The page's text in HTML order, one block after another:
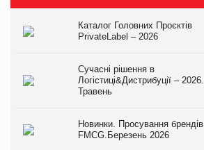
Каталог Головних Проєктів
PrivateLabel – 2026
Сучасні рішення в
Логістиці&Дистрибуції – 2026.
Травень
Новинки. Просування брендів
FMCG.Березень 2026